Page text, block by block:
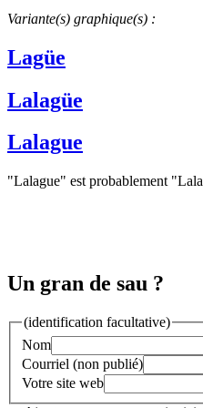
Variante(s) graphique(s) :
Lagüe
Lalagüe
Lalague
"Lalague" est probablement
Un gran de sau ?
(identification facultative)
Nom
Courriel (non publié)
Votre site web